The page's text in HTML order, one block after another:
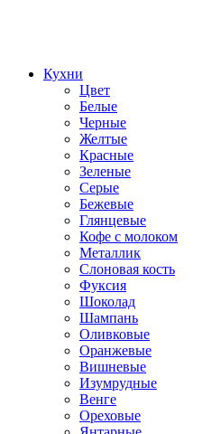
Кухни
Цвет
Белые
Черные
Желтые
Красные
Зеленые
Серые
Бежевые
Глянцевые
Кофе с молоком
Металлик
Слоновая кость
Фуксия
Шоколад
Шампань
Оливковые
Оранжевые
Вишневые
Изумрудные
Венге
Ореховые